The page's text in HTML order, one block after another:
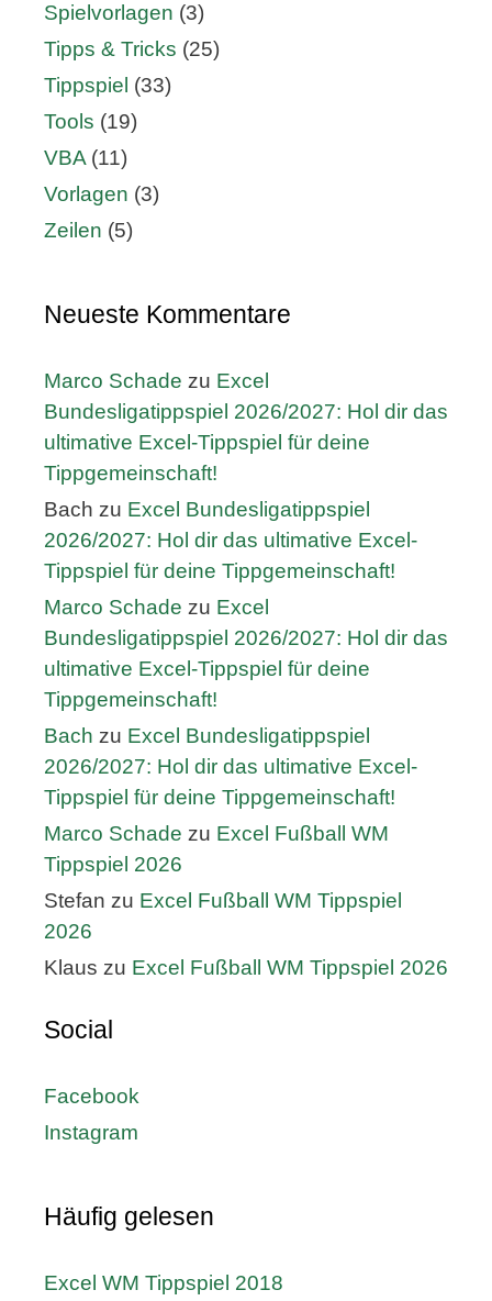
Spielvorlagen (3)
Tipps & Tricks (25)
Tippspiel (33)
Tools (19)
VBA (11)
Vorlagen (3)
Zeilen (5)
Neueste Kommentare
Marco Schade zu Excel
Bundesligatippspiel 2026/2027: Hol dir das
ultimative Excel-Tippspiel für deine
Tippgemeinschaft!
Bach zu Excel Bundesligatippspiel
2026/2027: Hol dir das ultimative Excel-
Tippspiel für deine Tippgemeinschaft!
Marco Schade zu Excel
Bundesligatippspiel 2026/2027: Hol dir das
ultimative Excel-Tippspiel für deine
Tippgemeinschaft!
Bach zu Excel Bundesligatippspiel
2026/2027: Hol dir das ultimative Excel-
Tippspiel für deine Tippgemeinschaft!
Marco Schade zu Excel Fußball WM
Tippspiel 2026
Stefan zu Excel Fußball WM Tippspiel
2026
Klaus zu Excel Fußball WM Tippspiel 2026
Social
Facebook
Instagram
Häufig gelesen
Excel WM Tippspiel 2018